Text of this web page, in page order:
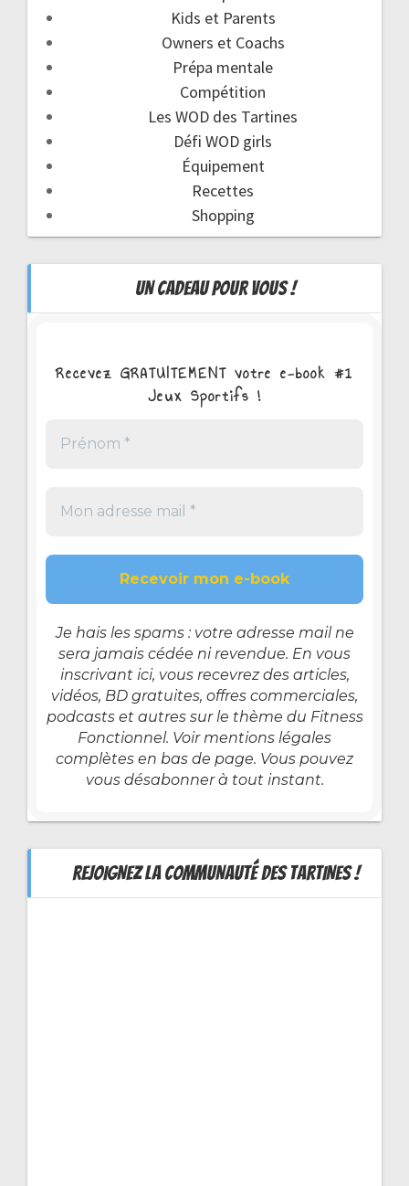
Kids et Parents
Owners et Coachs
Prépa mentale
Compétition
Les WOD des Tartines
Défi WOD girls
Équipement
Recettes
Shopping
UN CADEAU POUR VOUS !
Recevez GRATUITEMENT votre e-book #1
Jeux Sportifs !
Je hais les spams : votre adresse mail ne
sera jamais cédée ni revendue. En vous
inscrivant ici, vous recevrez des articles,
vidéos, BD gratuites, offres commerciales,
podcasts et autres sur le thème du Fitness
Fonctionnel. Voir mentions légales
complètes en bas de page. Vous pouvez
vous désabonner à tout instant.
REJOIGNEZ LA COMMUNAUTÉ DES TARTINES !